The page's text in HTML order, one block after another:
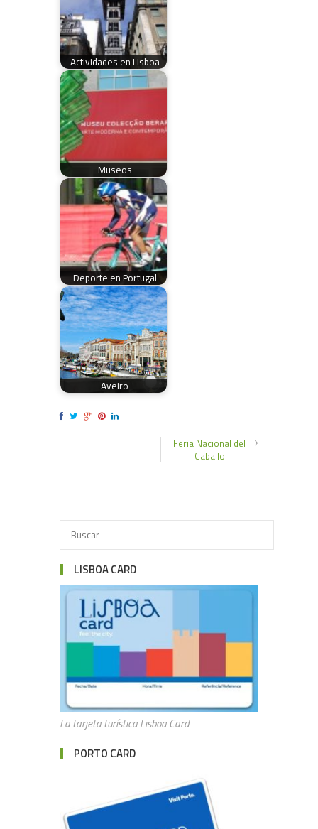
Actividades en Lisboa
Museos
Deporte en Portugal
Aveiro
Feria Nacional del
Caballo
LISBOA CARD
La tarjeta turística Lisboa Card
PORTO CARD